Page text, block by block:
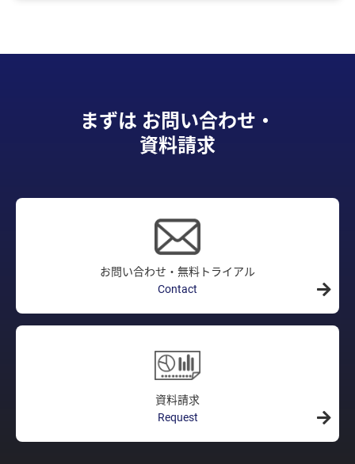
まずは お問い合わせ・
資料請求
お問い合わせ・無料トライアル
Contact
資料請求
Request